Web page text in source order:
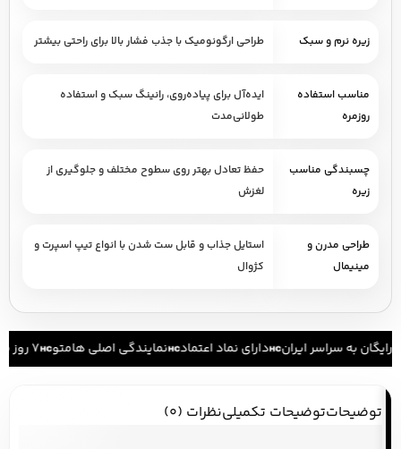
زیره نرم و سبک طراحی ارگونومیک با جذب فشار بالا برای راحتی بیشتر
مناسب استفاده
روزمره
ایده‌آل برای پیاده‌روی، رانینگ سبک و استفاده
طولانی‌مدت
چسبندگی مناسب
زیره
حفظ تعادل بهتر روی سطوح مختلف و جلوگیری از
لغزش
طراحی مدرن و
مینیمال
استایل جذاب و قابل ست شدن با انواع تیپ اسپرت و
کژوال
به سراسر ایران دارای نماد اعتماد نمایندگی اصلی هامتو ۷ روز ضمانت بازگشت کالا
توضیحاتتوضیحات تکمیلینظرات (0)